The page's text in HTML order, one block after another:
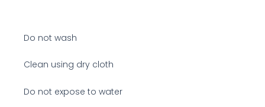
Do not wash
Clean using dry cloth
Do not expose to water